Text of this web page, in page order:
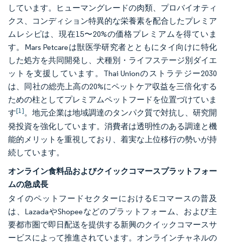
しています。ヒューマングレードの肉類、プロバイオティ
クス、コンディション特異的な栄養素を配合したプレミア
ムレシピは、現在15〜20%の価格プレミアムを得ていま
す。Mars Petcareは獣医学研究者とともにタイ向けに特化
した処方を共同開発し、犬種別・ライフステージ別ダイエ
ットを支援しています。Thai Unionのストラテジー2030
は、同社の総売上高の20%にペットケア収益を三倍化する
ための柱としてプレミアムペットフードを位置づけていま
す[1]。地元企業は地域調達のタンパク質で対抗し、研究開
発投資を強化しています。消費者は透明性のある調達と機
能的メリットを重視しており、着実な上位移行の勢いが持
続しています。
オンライン食料品およびクイックコマースプラットフォー
ムの急成長
タイのペットフードセクターにおけるEコマースの普及
は、LazadaやShopeeなどのプラットフォーム、および主
要都市圏で即日配送を提供する新興のクイックコマースサ
ービスによって推進されています。オンラインチャネルの